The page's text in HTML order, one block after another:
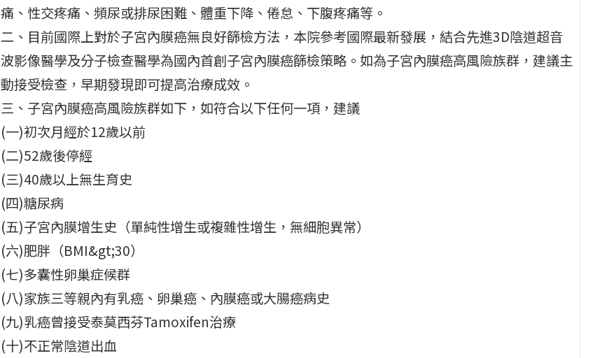
痛、性交疼痛、頻尿或排尿困難、體重下降、倦怠、下腹疼痛等。
二、目前國際上對於子宮內膜癌無良好篩檢方法，本院參考國際最新發展，結合先進3D陰道超音
波影像醫學及分子檢查醫學為國內首創子宮內膜癌篩檢策略。如為子宮內膜癌高風險族群，建議主
動接受檢查，早期發現即可提高治療成效。
三、子宮內膜癌高風險族群如下，如符合以下任何一項，建議
(一)初次月經於12歲以前
(二)52歲後停經
(三)40歲以上無生育史
(四)糖尿病
(五)子宮內膜增生史（單純性增生或複雜性增生，無細胞異常）
(六)肥胖（BMI&gt;30）
(七)多囊性卵巢症候群
(八)家族三等親內有乳癌、卵巢癌、內膜癌或大腸癌病史
(九)乳癌曾接受泰莫西芬Tamoxifen治療
(十)不正常陰道出血